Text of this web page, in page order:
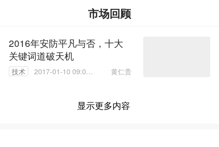
市场回顾
2016年安防平凡与否，十大
关键词道破天机
技术
2017-01-10 09:01:
黄仁贵
显示更多内容